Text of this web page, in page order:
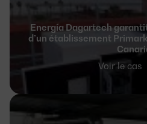
Energía Dagartech
d’un établissement
Voir le cas